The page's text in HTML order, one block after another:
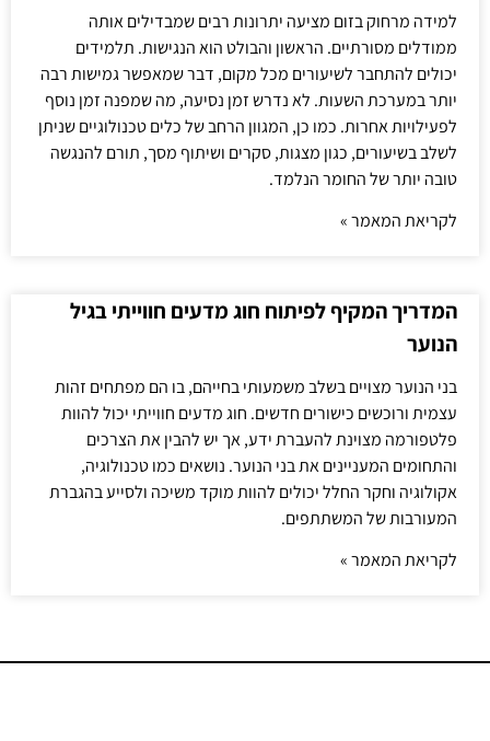
למידה מרחוק בזום מציעה יתרונות רבים שמבדילים אותה
ממודלים מסורתיים. הראשון והבולט הוא הנגישות. תלמידים
יכולים להתחבר לשיעורים מכל מקום, דבר שמאפשר גמישות רבה
יותר במערכת השעות. לא נדרש זמן נסיעה, מה שמפנה זמן נוסף
לפעילויות אחרות. כמו כן, המגוון הרחב של כלים טכנולוגיים שניתן
לשלב בשיעורים, כגון מצגות, סקרים ושיתוף מסך, תורם להנגשה
טובה יותר של החומר הנלמד.
לקריאת המאמר »
המדריך המקיף לפיתוח חוג מדעים חווייתי בגיל
הנוער
בני הנוער מצויים בשלב משמעותי בחייהם, בו הם מפתחים זהות
עצמית ורוכשים כישורים חדשים. חוג מדעים חווייתי יכול להוות
פלטפורמה מצוינת להעברת ידע, אך יש להבין את הצרכים
והתחומים המעניינים את בני הנוער. נושאים כמו טכנולוגיה,
אקולוגיה וחקר החלל יכולים להוות מוקד משיכה ולסייע בהגברת
המעורבות של המשתתפים.
לקריאת המאמר »